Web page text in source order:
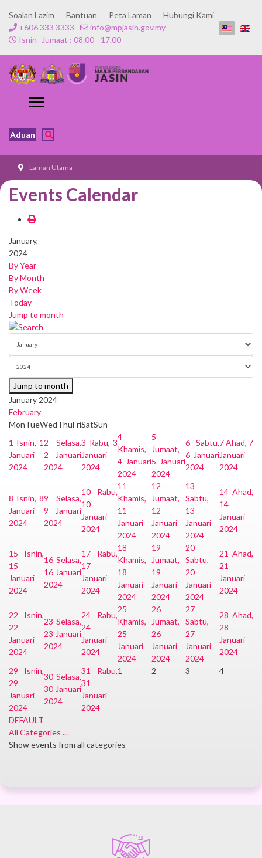
Soalan Lazim Bantuan Peta Laman
Hubungi Kami
+606 333 3333
info@mpjasin.gov.my
Isnin- Jumaat : 08.00 - 17.00
Aduan
Laman Utama
Events Calendar
January,
2024
By Year
By Month
By Week
Today
Jump to month
Jump to month
January 2024
February
MonTueWedThuFriSatSun
1 Isnin, 1
Januari
2024
2
Selasa,
2 Januari
2024
3 Rabu, 3
Januari
2024
4
Khamis,
4 Januari
2024
5
Jumaat,
5 Januari
2024
6 Sabtu,
6 Januari
2024
7Ahad, 7
Januari
2024
8 Isnin, 8
Januari
2024
9
Selasa,
9 Januari
2024
10
Rabu,
10
Januari
2024
11
Khamis,
11
Januari
2024
12
Jumaat,
12
Januari
2024
13
Sabtu,
13
Januari
2024
14 Ahad,
14
Januari
2024
15
Isnin,
15
Januari
2024
16 Selasa,
16 Januari
2024
17
Rabu,
17
Januari
2024
18
Khamis,
18
Januari
2024
19
Jumaat,
19
Januari
2024
20
Sabtu,
20
Januari
2024
21 Ahad,
21
Januari
2024
22
Isnin,
22
Januari
2024
23 Selasa,
23 Januari
2024
24
Rabu,
24
Januari
2024
25
Khamis,
25
Januari
2024
26
Jumaat,
26
Januari
2024
27
Sabtu,
27
Januari
2024
28 Ahad,
28
Januari
2024
29
Isnin,
29
Januari
2024
30 Selasa,
30 Januari
2024
31
Rabu,
31
Januari
2024
1 2 3 4
DEFAULT
All Categories ...
Show events from all categories